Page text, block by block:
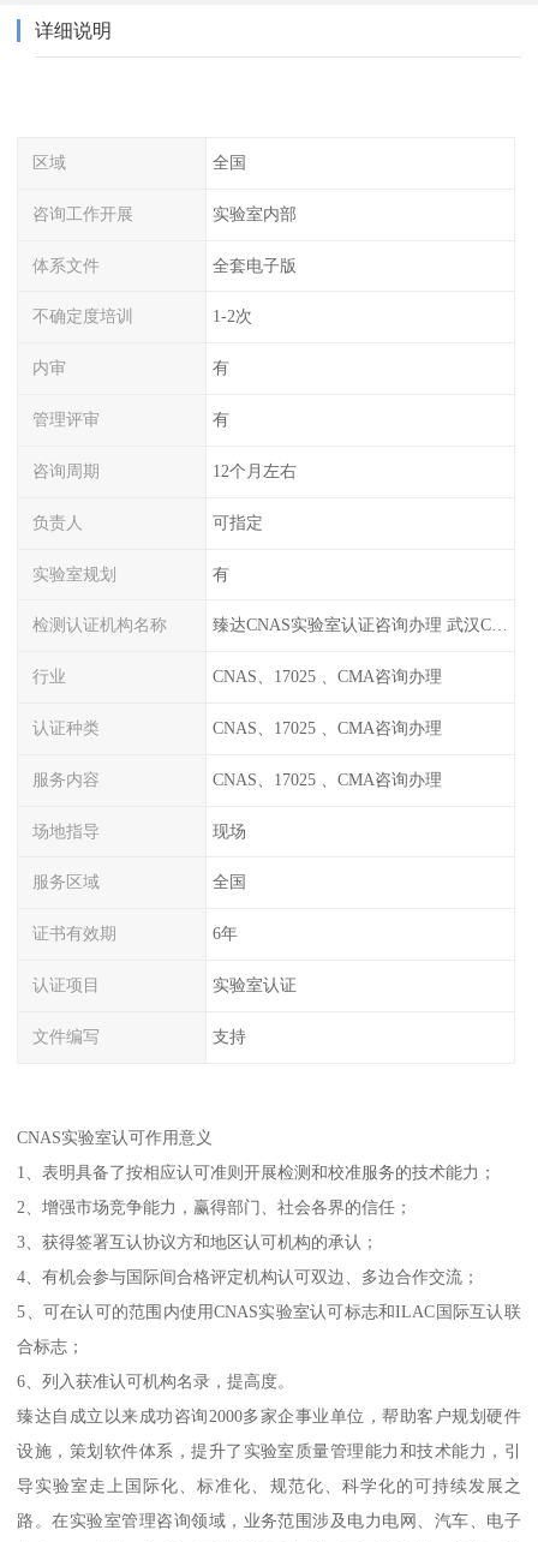
详细说明
区域 全国
咨询工作开展 实验室内部
体系文件 全套电子版
不确定度培训 1-2次
内审 有
管理评审 有
咨询周期 12个月左右
负责人 可指定
实验室规划 有
检测认证机构名称 臻达CNAS实验室认证咨询办理 武汉CNAS实验室认可办理
行业 CNAS、17025 、CMA咨询办理
认证种类 CNAS、17025 、CMA咨询办理
服务内容 CNAS、17025 、CMA咨询办理
场地指导 现场
服务区域 全国
证书有效期 6年
认证项目 实验室认证
文件编写 支持
CNAS实验室认可作用意义
1、表明具备了按相应认可准则开展检测和校准服务的技术能力；
2、增强市场竞争能力，赢得部门、社会各界的信任；
3、获得签署互认协议方和地区认可机构的承认；
4、有机会参与国际间合格评定机构认可双边、多边合作交流；
5、可在认可的范围内使用CNAS实验室认可标志和ILAC国际互认联
合标志；
6、列入获准认可机构名录，提高度。
臻达自成立以来成功咨询2000多家企事业单位，帮助客户规划硬件
设施，策划软件体系，提升了实验室质量管理能力和技术能力，引
导实验室走上国际化、标准化、规范化、科学化的可持续发展之
路。在实验室管理咨询领域，业务范围涉及电力电网、汽车、电子